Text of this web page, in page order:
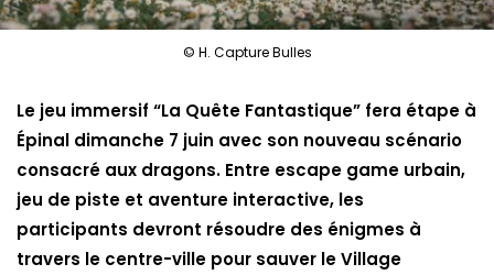
© H. Capture Bulles
Le jeu immersif “La Quête Fantastique” fera étape à
Épinal dimanche 7 juin avec son nouveau scénario
consacré aux dragons. Entre escape game urbain,
jeu de piste et aventure interactive, les
participants devront résoudre des énigmes à
travers le centre-ville pour sauver le Village